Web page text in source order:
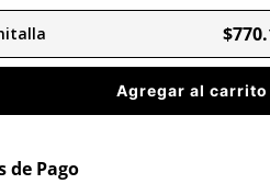
$770.
Agregar al carrito
de Pago